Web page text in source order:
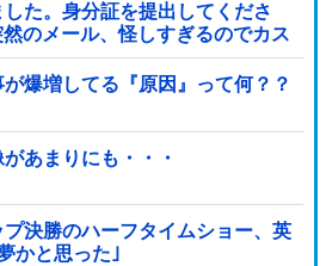
した。身分証を提出してくださ
のメール、怪しすぎるのでカス
が爆増してる『原因』って何？？
あまりにも・・・
プ決勝のハーフタイムショー、英
かと思った｣